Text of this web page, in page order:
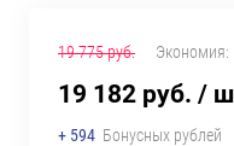
19 775 руб. Экономия:
19 182 руб. /
+ 594 Бонусных рублей